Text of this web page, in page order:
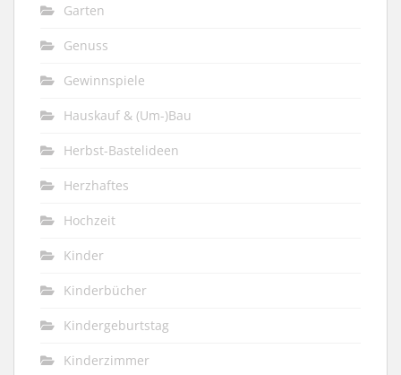
Garten
Genuss
Gewinnspiele
Hauskauf & (Um-)Bau
Herbst-Bastelideen
Herzhaftes
Hochzeit
Kinder
Kinderbücher
Kindergeburtstag
Kinderzimmer